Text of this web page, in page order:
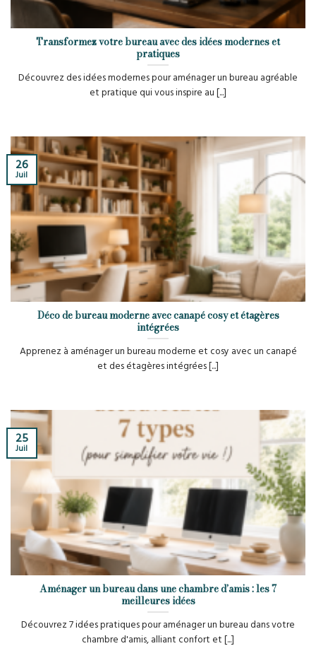
Transformez votre bureau avec des idées modernes et
pratiques
Découvrez des idées modernes pour aménager un bureau agréable
et pratique qui vous inspire au [...]
Déco de bureau moderne avec canapé cosy et étagères
intégrées
Apprenez à aménager un bureau moderne et cosy avec un canapé
et des étagères intégrées [...]
26
Juil
Aménager un bureau dans une chambre d’amis : les 7
meilleures idées
Découvrez 7 idées pratiques pour aménager un bureau dans votre
chambre d'amis, alliant confort et [...]
25
Juil